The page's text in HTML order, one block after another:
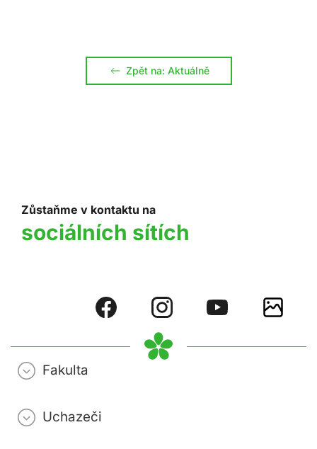
Zpět na: Aktuálně
Zůstaňme v kontaktu na
sociálních sítích
Fakulta
Uchazeči